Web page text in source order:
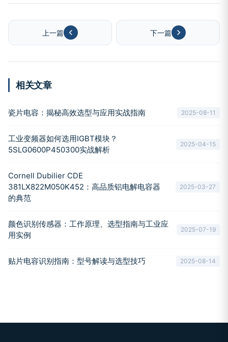
上一篇 下一篇
相关文章
瓷片电容：揭秘高效选型与应用实战指南 2025-08-11
工业变频器如何选用IGBT模块？
5SLG0600P450300实战解析
2025-04-15
Cornell Dubilier CDE
381LX822M050K452：高品质铝电解电容器
的典范
2025-03-27
颜色识别传感器：工作原理、选型指南与工业应
用实例
2025-07-19
贴片电容识别指南：型号解读与选型技巧 2025-08-14